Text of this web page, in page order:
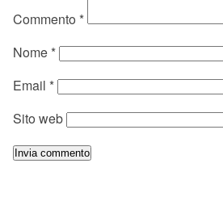
Commento *
Nome *
Email *
Sito web